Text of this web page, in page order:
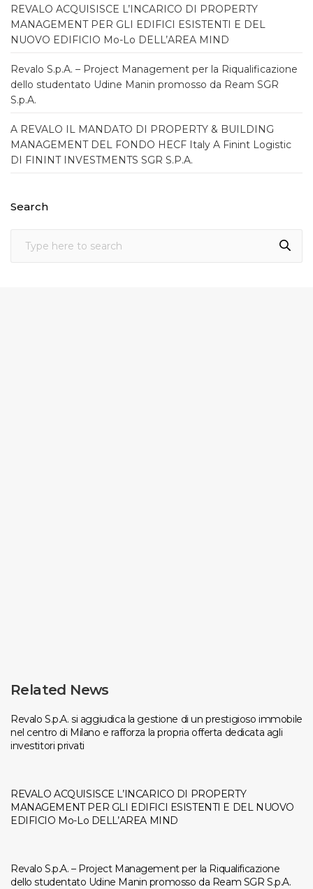
REVALO ACQUISISCE L’INCARICO DI PROPERTY
MANAGEMENT PER GLI EDIFICI ESISTENTI E DEL
NUOVO EDIFICIO Mo-Lo DELL’AREA MIND
Revalo S.p.A. – Project Management per la Riqualificazione
dello studentato Udine Manin promosso da Ream SGR
S.p.A.
A REVALO IL MANDATO DI PROPERTY & BUILDING
MANAGEMENT DEL FONDO HECF Italy A Finint Logistic
DI FININT INVESTMENTS SGR S.P.A.
Search
Related News
Revalo S.p.A. si aggiudica la gestione di un prestigioso immobile
nel centro di Milano e rafforza la propria offerta dedicata agli
investitori privati
REVALO ACQUISISCE L’INCARICO DI PROPERTY
MANAGEMENT PER GLI EDIFICI ESISTENTI E DEL NUOVO
EDIFICIO Mo-Lo DELL’AREA MIND
Revalo S.p.A. – Project Management per la Riqualificazione
dello studentato Udine Manin promosso da Ream SGR S.p.A.